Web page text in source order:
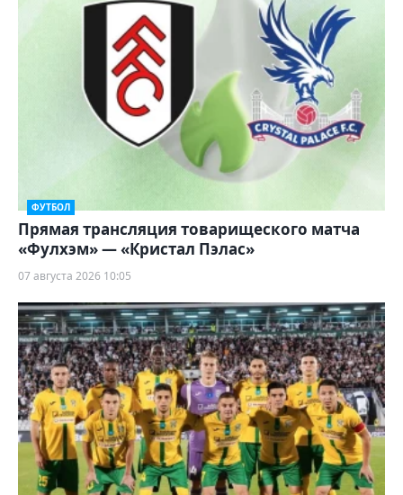
ФУТБОЛ
Прямая трансляция товарищеского матча
«Фулхэм» — «Кристал Пэлас»
07 августа 2026 10:05